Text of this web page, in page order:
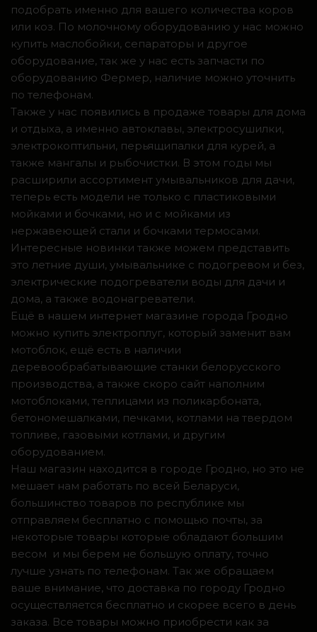
подобрать именно для вашего количества коров
или коз. По молочному оборудованию у нас можно
купить маслобойки, сепараторы и другое
оборудование, так же у нас есть запчасти по
оборудованию Фермер, наличие можно уточнить
по телефонам.
Также у нас появились в продаже товары для дома
и отдыха, а именно автоклавы, электросушилки,
электрокоптильни, перьящипалки для курей, а
также мангалы и рыбочистки. В этом годы мы
расширили ассортимент умывальников для дачи,
теперь есть модели не только с пластиковыми
мойками и бочками, но и с мойками из
нержавеющей стали и бочками термосами.
Интересные новинки также можем представить
это летние души, умывальнике с подогревом и без,
электрические подогреватели воды для дачи и
дома, а также водонагреватели.
Ещё в нашем интернет магазине города Гродно
можно купить электроплуг, который заменит вам
мотоблок, ещё есть в наличии
деревообрабатывающие станки белорусского
производства, а также скоро сайт наполним
мотоблоками, теплицами из поликарбоната,
бетономешалками, печками, котлами на твердом
топливе, газовыми котлами, и другим
оборудованием.
Наш магазин находится в городе Гродно, но это не
мешает нам работать по всей Беларуси,
большинство товаров по республике мы
отправляем бесплатно с помощью почты, за
некоторые товары которые обладают большим
весом и мы берем не большую оплату, точно
лучше узнать по телефонам. Так же обращаем
ваше внимание, что доставка по городу Гродно
осуществляется бесплатно и скорее всего в день
заказа. Все товары можно приобрести как за